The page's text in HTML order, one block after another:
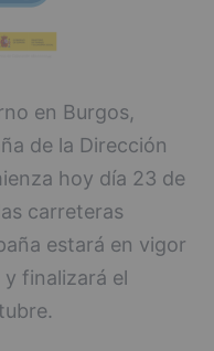
en Burgos,
de la Dirección
hoy día 23 de
carreteras
estará en vigor
finalizará el